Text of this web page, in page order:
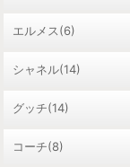
エルメス(6)
シャネル(14)
グッチ(14)
コーチ(8)